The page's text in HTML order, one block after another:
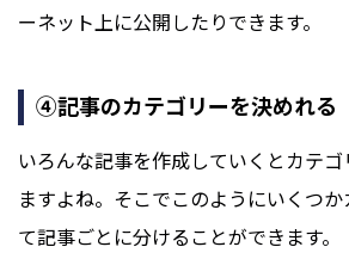
ーネット上に公開したりできます。
④記事のカテゴリーを決めれる
いろんな記事を作成していくとカテ
ますよね。そこでこのようにいくつ
て記事ごとに分けることができます。